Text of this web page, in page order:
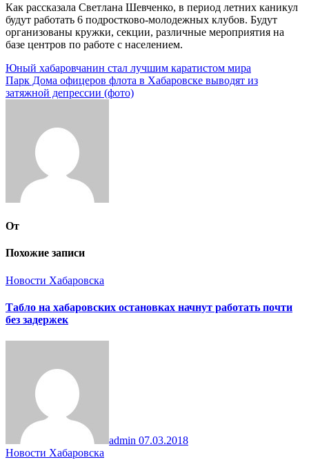
Как рассказала Светлана Шевченко, в период летних каникул
будут работать 6 подростково-молодежных клубов. Будут
организованы кружки, секции, различные мероприятия на
базе центров по работе с населением.
Навигация
по
Юный хабаровчанин стал лучшим каратистом мира
Парк Дома офицеров флота в Хабаровске выводят из
затяжной депрессии (фото)
От
Похожие записи
Новости Хабаровска
Табло на хабаровских остановках начнут работать почти
без задержек
admin 07.03.2018
Новости Хабаровска